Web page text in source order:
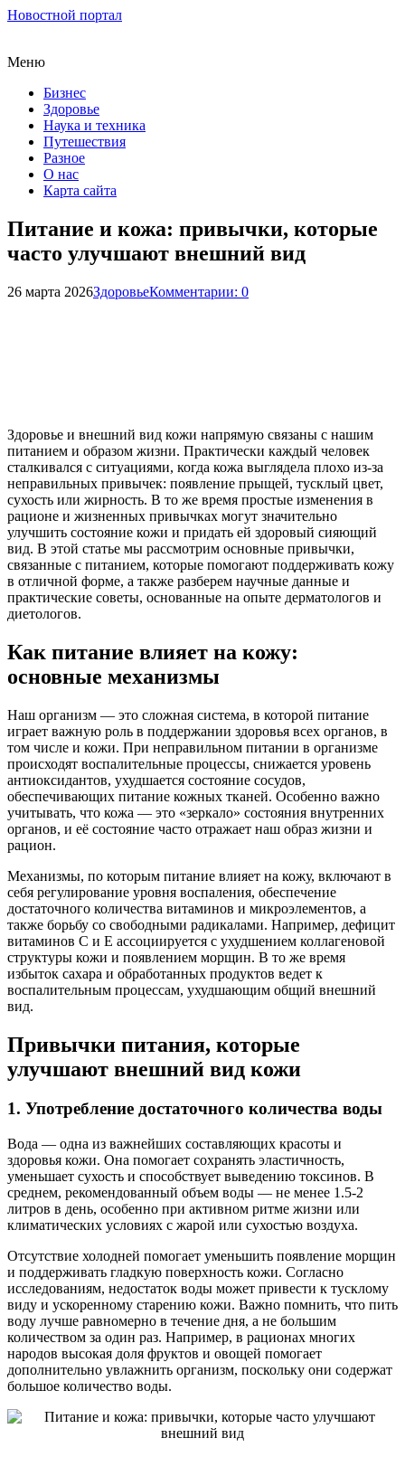
Новостной портал
Меню
Бизнес
Здоровье
Наука и техника
Путешествия
Разное
О нас
Карта сайта
Питание и кожа: привычки, которые
часто улучшают внешний вид
26 марта 2026ЗдоровьеКомментарии: 0
Здоровье и внешний вид кожи напрямую связаны с нашим
питанием и образом жизни. Практически каждый человек
сталкивался с ситуациями, когда кожа выглядела плохо из-за
неправильных привычек: появление прыщей, тусклый цвет,
сухость или жирность. В то же время простые изменения в
рационе и жизненных привычках могут значительно
улучшить состояние кожи и придать ей здоровый сияющий
вид. В этой статье мы рассмотрим основные привычки,
связанные с питанием, которые помогают поддерживать кожу
в отличной форме, а также разберем научные данные и
практические советы, основанные на опыте дерматологов и
диетологов.
Как питание влияет на кожу:
основные механизмы
Наш организм — это сложная система, в которой питание
играет важную роль в поддержании здоровья всех органов, в
том числе и кожи. При неправильном питании в организме
происходят воспалительные процессы, снижается уровень
антиоксидантов, ухудшается состояние сосудов,
обеспечивающих питание кожных тканей. Особенно важно
учитывать, что кожа — это «зеркало» состояния внутренних
органов, и её состояние часто отражает наш образ жизни и
рацион.
Механизмы, по которым питание влияет на кожу, включают в
себя регулирование уровня воспаления, обеспечение
достаточного количества витаминов и микроэлементов, а
также борьбу со свободными радикалами. Например, дефицит
витаминов C и E ассоциируется с ухудшением коллагеновой
структуры кожи и появлением морщин. В то же время
избыток сахара и обработанных продуктов ведет к
воспалительным процессам, ухудшающим общий внешний
вид.
Привычки питания, которые
улучшают внешний вид кожи
1. Употребление достаточного количества воды
Вода — одна из важнейших составляющих красоты и
здоровья кожи. Она помогает сохранять эластичность,
уменьшает сухость и способствует выведению токсинов. В
среднем, рекомендованный объем воды — не менее 1.5-2
литров в день, особенно при активном ритме жизни или
климатических условиях с жарой или сухостью воздуха.
Отсутствие холодней помогает уменьшить появление морщин
и поддерживать гладкую поверхность кожи. Согласно
исследованиям, недостаток воды может привести к тусклому
виду и ускоренному старению кожи. Важно помнить, что пить
воду лучше равномерно в течение дня, а не большим
количеством за один раз. Например, в рационах многих
народов высокая доля фруктов и овощей помогает
дополнительно увлажнить организм, поскольку они содержат
большое количество воды.